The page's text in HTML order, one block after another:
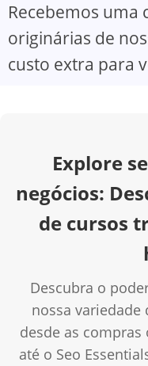
Recebemos uma
originárias de
custo extra para
Explore
negócios:
de cursos
Descubra o
nossa variedade
desde as compras
até o Seo